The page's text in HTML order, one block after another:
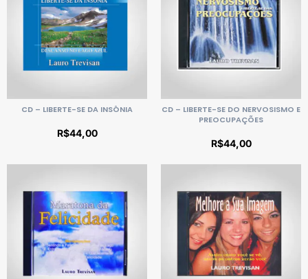
CD – LIBERTE-SE DA INSÔNIA
R$44,00
CD – LIBERTE-SE DO NERVOSISMO E
PREOCUPAÇÕES
R$44,00